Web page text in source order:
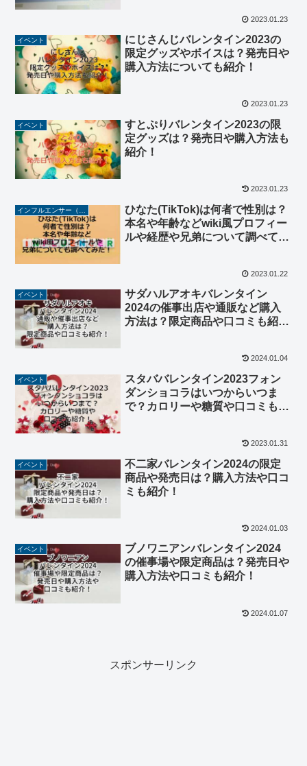
2023.01.23
イベント
にじさんじバレンタイン2023の
限定グッズやボイスは？発売日や
購入方法についても紹介！
2023.01.23
イベント
すとぷりバレンタイン2023の限
定グッズは？発売日や購入方法も
紹介！
2023.01.23
ひなた(TikTok)は何者で性別は？
本名や年齢などwiki風プロフィー
ルや経歴や兄弟について調べてみ
2023.01.22
イベント
サダハルアオキバレンタイン
2024の催事出店や通販など購入
方法は？限定商品や口コミも紹
2024.01.04
イベント
スタババレンタイン2023フォン
ダンショコラはいつからいつま
で？カロリーや糖質や口コミも紹
2023.01.31
イベント
不二家バレンタイン2024の限定
商品や発売日は？購入方法や口コ
ミも紹介！
2024.01.03
イベント
ブノワニアンバレンタイン2024
の催事場や限定商品は？発売日や
購入方法や口コミも紹介！
2024.01.07
スポンサーリンク